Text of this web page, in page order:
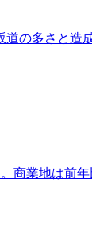
道の多さと造
商業地は前